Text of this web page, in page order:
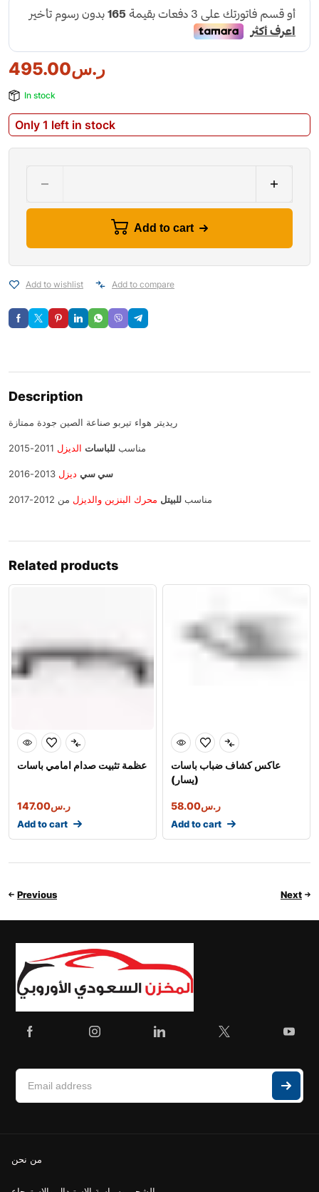
ر.س495.00
In stock
Only 1 left in stock
Add to cart
Add to wishlist Add to compare
Description
ريديتر هواء تيربو صناعة الصين جودة ممتازة
مناسب للباسات الديزل
سي سي ديزل
مناسب للبيتل محرك البنزين والديزل من 2012-2017
Related products
عظمة تثبيت صدام امامي باسات
ر.س147.00
Add to cart
عاكس كشاف ضباب باسات
(يسار)
ر.س58.00
Add to cart
Previous Next
من نحن